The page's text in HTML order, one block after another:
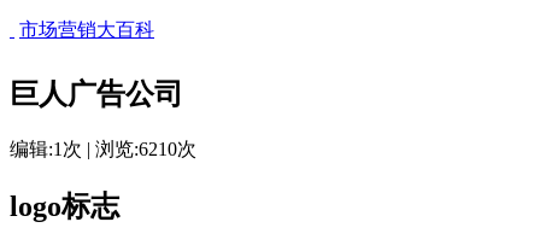
市场营销大百科
巨人广告公司
编辑:1次 | 浏览:6210次
logo标志